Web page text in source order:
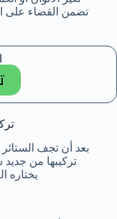
تضمن القضاء على
بعد أن تجف
تركيبها من
يختاره